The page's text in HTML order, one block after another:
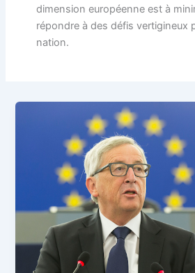
dimension européenne est à
répondre à des défis vertigineux
nation.